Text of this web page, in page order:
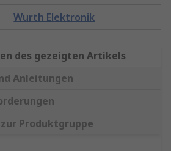
Wurth Elektronik
des gezeigten Artikels
Anleitungen
Produktgruppe